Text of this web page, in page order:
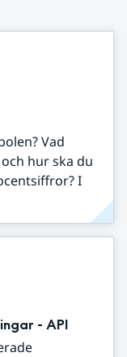
Vad
hur ska du
I
- API